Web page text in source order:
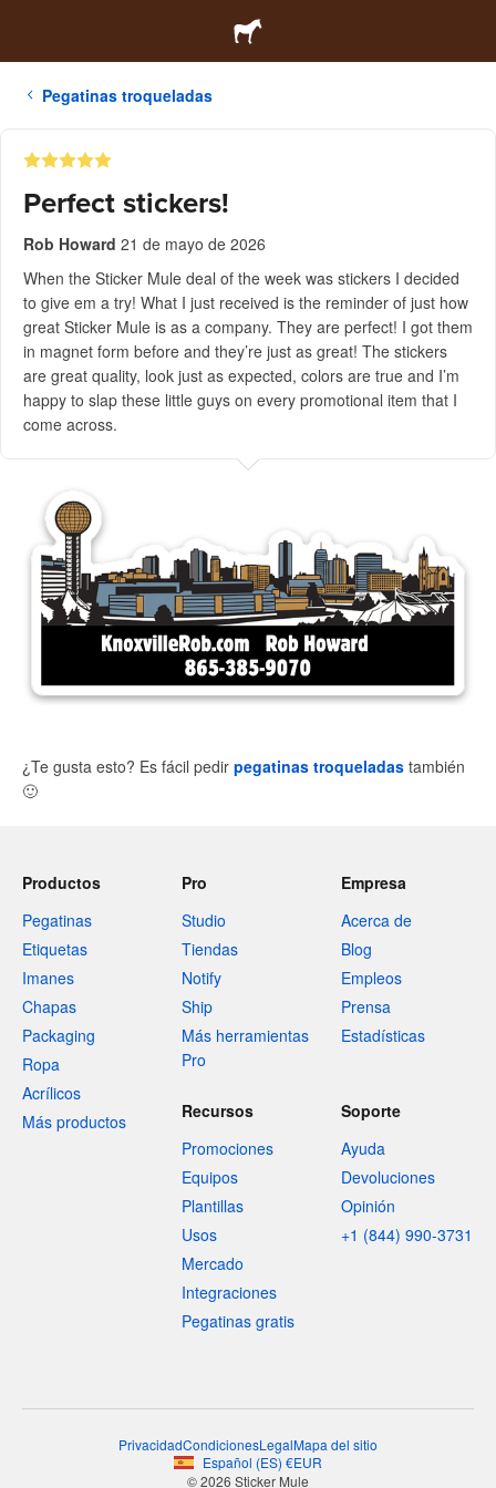
Pegatinas troqueladas
Perfect stickers!
Rob Howard 21 de mayo de 2026
When the Sticker Mule deal of the week was stickers I decided
to give em a try! What I just received is the reminder of just how
great Sticker Mule is as a company. They are perfect! I got them
in magnet form before and they’re just as great! The stickers
are great quality, look just as expected, colors are true and I’m
happy to slap these little guys on every promotional item that I
come across.
¿Te gusta esto? Es fácil pedir pegatinas troqueladas también
🙂
Productos
Pegatinas
Etiquetas
Imanes
Chapas
Packaging
Ropa
Acrílicos
Más productos
Pro
Studio
Tiendas
Notify
Ship
Más herramientas
Pro
Empresa
Acerca de
Blog
Empleos
Prensa
Estadísticas
Recursos
Promociones
Equipos
Plantillas
Usos
Mercado
Integraciones
Pegatinas gratis
Soporte
Ayuda
Devoluciones
Opinión
+1 (844) 990-3731
PrivacidadCondicionesLegalMapa del sitio
Español (ES) €EUR
© 2026 Sticker Mule